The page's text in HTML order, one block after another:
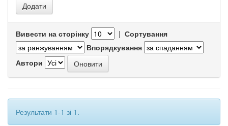
Вивести на сторінку | Сортування
Впорядкування
Автори
Результати 1-1 зі 1.